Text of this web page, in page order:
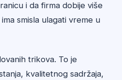
i da firma dobije više
smisla ulagati vreme u
trikova. To je
kvalitetnog sadržaja,